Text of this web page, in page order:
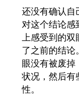
还没有确认自
对这个结论感
上感受到的双
了之前的结论
眼没有被废掉
状况，然后有
性。